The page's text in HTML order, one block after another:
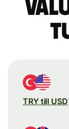
TRY till USD